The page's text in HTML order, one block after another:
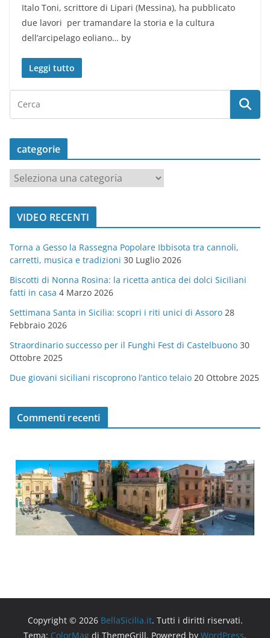
Italo Toni, scrittore di Lipari (Messina), ha pubblicato
due lavori per tramandare la storia e la cultura
dell’arcipelago eoliano… by
Leggi tutto
categorie
a
t
o
r
i
e
VIDEO RECENTI
Torna a Gesso la Rassegna Popolare Ibbisota tra cannoli,
carretti, musica e tradizioni 30 Luglio 2026
Biscotti di Nonna Rosina: la ricetta antica dei dolci Siciliani
fatti in casa 4 Marzo 2026
Settimana Santa in Sicilia: scopri i riti unici di Assoro 28
Febbraio 2026
Straordinario successo per il Funghi Fest di Castelbuono 30
Ottobre 2025
Due giovani siciliani riscoprono l’antico telaio 20 Ottobre 2025
Commenti recenti
Copyright © 2026 BellaSicilia.it. Tutti i diritti riservati.
Tema: ColorMag di ThemeGrill. Powered by WordPress.